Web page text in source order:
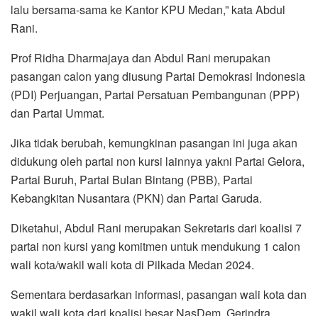
lalu bersama-sama ke Kantor KPU Medan,” kata Abdul
Rani.
Prof Ridha Dharmajaya dan Abdul Rani merupakan
pasangan calon yang diusung Partai Demokrasi Indonesia
(PDI) Perjuangan, Partai Persatuan Pembangunan (PPP)
dan Partai Ummat.
Jika tidak berubah, kemungkinan pasangan ini juga akan
didukung oleh partai non kursi lainnya yakni Partai Gelora,
Partai Buruh, Partai Bulan Bintang (PBB), Partai
Kebangkitan Nusantara (PKN) dan Partai Garuda.
Diketahui, Abdul Rani merupakan Sekretaris dari koalisi 7
partai non kursi yang komitmen untuk mendukung 1 calon
wali kota/wakil wali kota di Pilkada Medan 2024.
Sementara berdasarkan informasi, pasangan wali kota dan
wakil wali kota dari koalisi besar NasDem, Gerindra,